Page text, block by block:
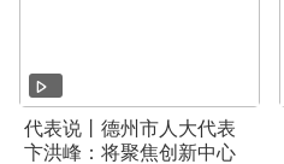
代表说丨德州市人大代表
卞洪峰：将聚焦创新中心